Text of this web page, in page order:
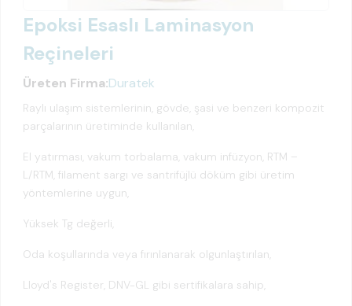
Epoksi Esaslı Laminasyon
Reçineleri
Üreten Firma:Duratek
Raylı ulaşım sistemlerinin, gövde, şasi ve benzeri kompozit
parçalarının üretiminde kullanılan,
El yatırması, vakum torbalama, vakum infüzyon, RTM –
L/RTM, filament sargı ve santrifüjlü döküm gibi üretim
yöntemlerine uygun,
Yüksek Tg değerli,
Oda koşullarında veya fırınlanarak olgunlaştırılan,
Lloyd's Register, DNV-GL gibi sertifikalara sahip,